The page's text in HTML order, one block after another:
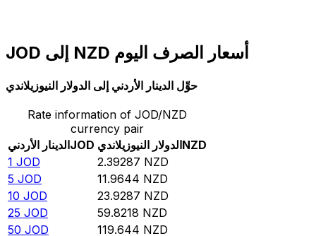
JOD إلى NZD أسعار الصرف اليوم
حوِّل الدينار الأردني إلى الدولار النيوزيلاندي
Rate information of JOD/NZD
currency pair
الدينار الأردنيJOD الدولار النيوزيلانديNZD
1 JOD 2.39287 NZD
5 JOD 11.9644 NZD
10 JOD 23.9287 NZD
25 JOD 59.8218 NZD
50 JOD 119.644 NZD